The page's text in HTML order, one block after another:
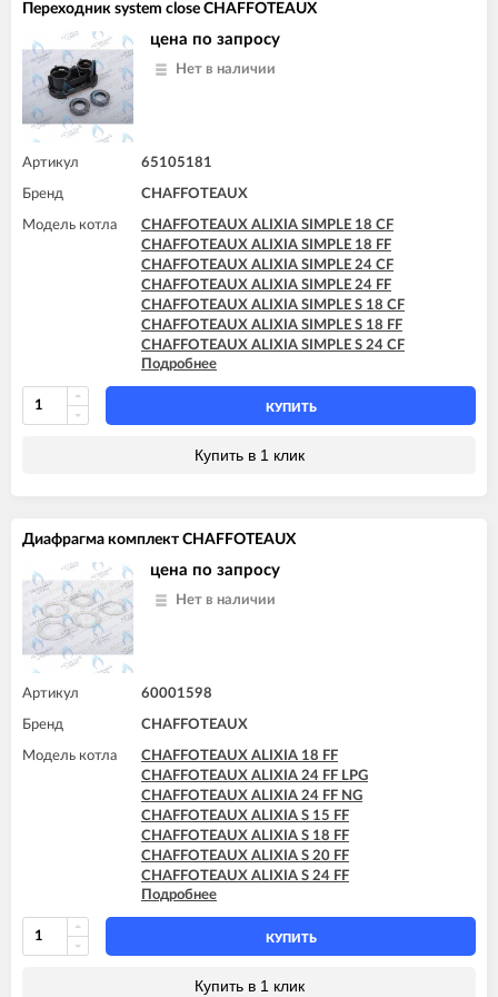
Переходник system close CHAFFOTEAUX
цена по запросу
Нет в наличии
Артикул 65105181
Бренд CHAFFOTEAUX
Модель котла
CHAFFOTEAUX ALIXIA SIMPLE 18 CF
CHAFFOTEAUX ALIXIA SIMPLE 18 FF
CHAFFOTEAUX ALIXIA SIMPLE 24 CF
CHAFFOTEAUX ALIXIA SIMPLE 24 FF
CHAFFOTEAUX ALIXIA SIMPLE S 18 CF
CHAFFOTEAUX ALIXIA SIMPLE S 18 FF
CHAFFOTEAUX ALIXIA SIMPLE S 24 CF
CHAFFOTEAUX ALIXIA SIMPLE S 24 FF
CHAFFOTEAUX ALIXIA SIMPLE ULTRA 18 CF
CHAFFOTEAUX ALIXIA SIMPLE ULTRA 18 FF
CHAFFOTEAUX ALIXIA SIMPLE ULTRA 24 CF
CHAFFOTEAUX TALIA SYSTEM 15 CF
CHAFFOTEAUX TALIA SYSTEM 30 FF
CHAFFOTEAUX TALIA SYSTEM 35 FF
Подробнее
КУПИТЬ
Купить в 1 клик
Диафрагма комплект CHAFFOTEAUX
цена по запросу
Нет в наличии
Артикул 60001598
Бренд CHAFFOTEAUX
Модель котла
CHAFFOTEAUX ALIXIA 18 FF
CHAFFOTEAUX ALIXIA 24 FF LPG
CHAFFOTEAUX ALIXIA 24 FF NG
CHAFFOTEAUX ALIXIA S 15 FF
CHAFFOTEAUX ALIXIA S 18 FF
CHAFFOTEAUX ALIXIA S 20 FF
CHAFFOTEAUX ALIXIA S 24 FF
CHAFFOTEAUX ALIXIA SIMPLE 18 FF
CHAFFOTEAUX ALIXIA SIMPLE 24 FF
CHAFFOTEAUX ALIXIA SIMPLE S 18 FF
CHAFFOTEAUX ALIXIA SIMPLE S 24 FF
Подробнее
КУПИТЬ
Купить в 1 клик